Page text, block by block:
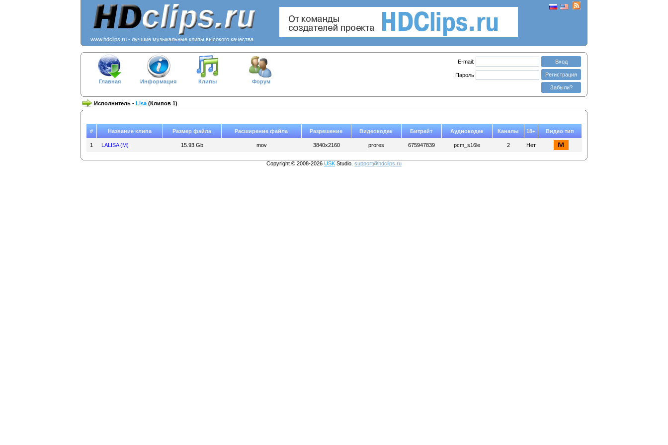
www.hdclips.ru - лучшие музыкальные клипы высокого качества
Главная Информация Клипы Форум
E-mail: Вход
Пароль Регистрация
Забыли?
Исполнитель - Lisa (Клипов 1)
# Название клипа Размер файла Расширение файла Разрешение Видеокодек Битрейт Аудиокодек Каналы 18+ Видео тип
1 LALISA (M) 15.93 Gb mov 3840x2160 prores 675947839 pcm_s16le 2 Нет
Copyright © 2008-2026 USK Studio. support@hdclips.ru